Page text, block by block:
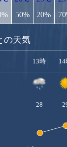
50% 20%
の天気
13時 14
28